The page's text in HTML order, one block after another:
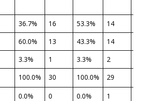
36.7% 16 53.3% 14
60.0% 13 43.3% 14
3.3% 1 3.3% 2
100.0% 30 100.0% 29
0.0% 0 0.0% 1